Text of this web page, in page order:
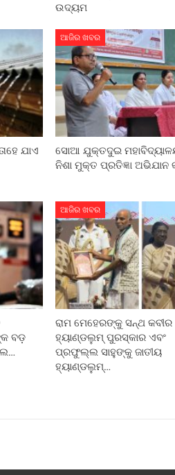
ଉଦ୍ୟମ
ଯାଏ
ଆଜିର ଖବର
ସୋଆ ଯୁକ୍ତଦୁଇ
ନିଶା ମୁକ୍ତ ପ୍ରତିଜ୍ଞା ଅଭିଯାନ
ବଡ଼
ଆଜିର ଖବର
ରାମ ମେହେରଙ୍କୁ ସନ୍ଥ କବୀର
ହ୍ୟାଣ୍ଡଲୁମ୍ ପୁରସ୍କାର ଏବଂ
ପ୍ରଫୁଲ୍ଲ ସାହୁଙ୍କୁ ଜାତୀୟ
ହ୍ୟାଣ୍ଡଲୁମ୍…